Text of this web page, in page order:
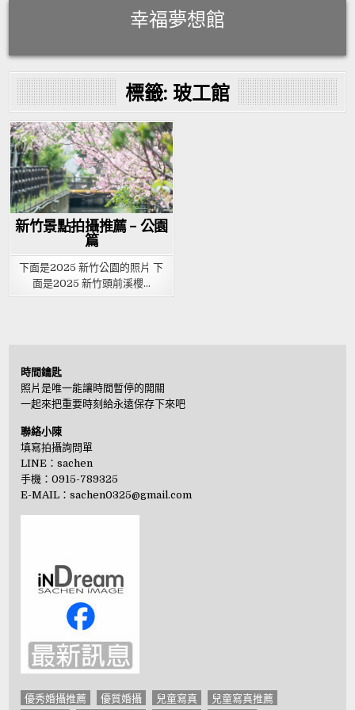
幸福夢想館
標籤: 玻工館
Posted
in
新竹景點拍攝推薦 – 公園
篇
下面是2025 新竹公園的照片 下
面是2025 新竹頭前溪櫻…
時間鑰匙
照片是唯一能讓時間暫停的開關
一起來把重要時刻給永遠保存下來吧
聯絡小陳
填寫拍攝詢問單
LINE：sachen
手機：0915-789325
E-MAIL：sachen0325@gmail.com
優秀婚攝推薦 優質婚攝 兒童寫真
兒童寫真推薦